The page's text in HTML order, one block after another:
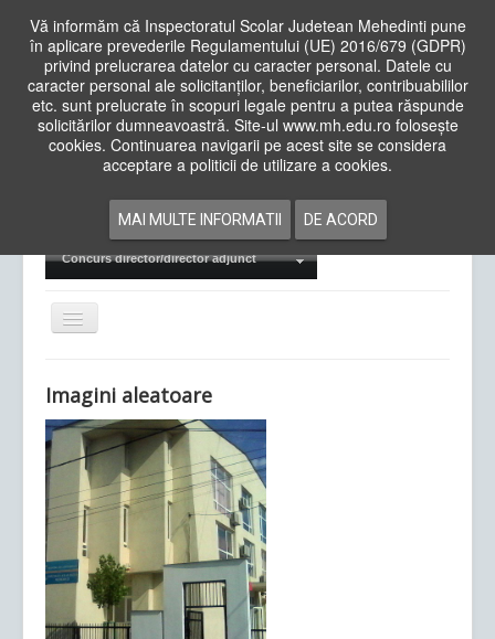
Vă informăm că Inspectoratul Scolar Judetean Mehedinti pune
în aplicare prevederile Regulamentului (UE) 2016/679 (GDPR)
privind prelucrarea datelor cu caracter personal. Datele cu
caracter personal ale solicitanților, beneficiarilor, contribuabililor
etc. sunt prelucrate în scopuri legale pentru a putea răspunde
solicitărilor dumneavoastră. Site-ul www.mh.edu.ro folosește
cookies. Continuarea navigarii pe acest site se considera
acceptare a politicii de utilizare a cookies.
MAI MULTE INFORMATII DE ACORD
Cauta
in
siteAcasa Cadre Didactice
Examene Naționale
Concurs director/director adjunct
Comută
navigarea
Ultimele articole: Vi, 04.11.2022 -
Județean Mehedinți
Imagini aleatoare